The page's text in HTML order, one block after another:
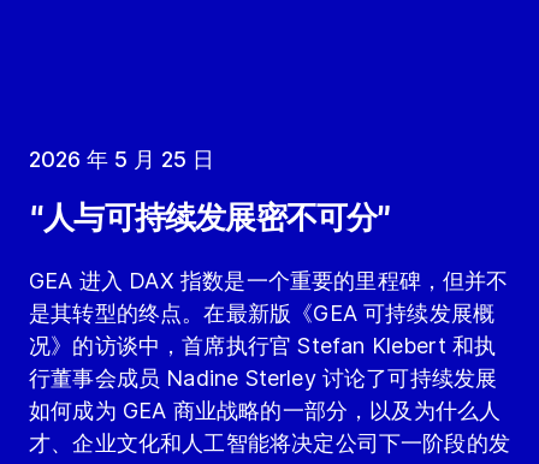
2026 年 5 月 25 日
“人与可持续发展密不可分”
GEA 进入 DAX 指数是一个重要的里程碑，但并不
是其转型的终点。在最新版《GEA 可持续发展概
况》的访谈中，首席执行官 Stefan Klebert 和执
行董事会成员 Nadine Sterley 讨论了可持续发展
如何成为 GEA 商业战略的一部分，以及为什么人
才、企业文化和人工智能将决定公司下一阶段的发